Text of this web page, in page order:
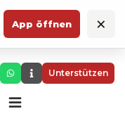
App öffnen ×
Unterstützen